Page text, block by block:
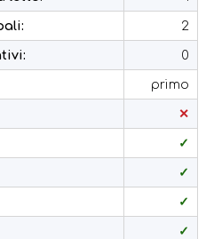
2
0
primo
✕
✓
✓
✓
✓